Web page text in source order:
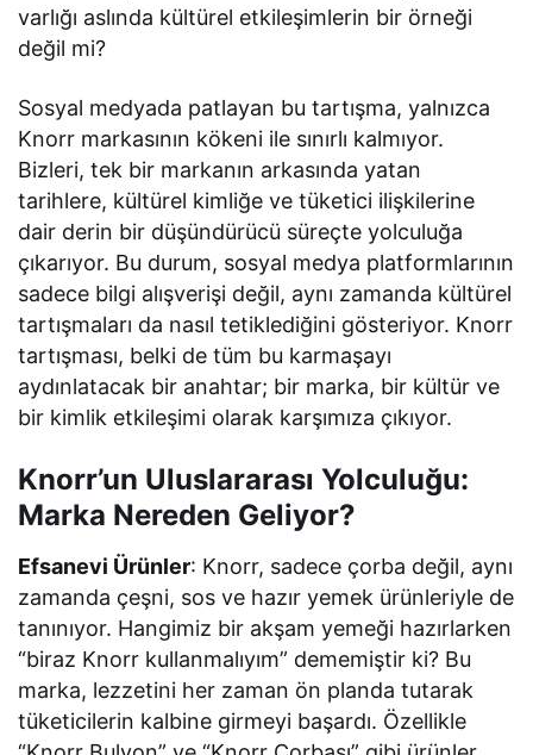
varlığı aslında kültürel etkileşimlerin bir örneği
değil mi?
Sosyal medyada patlayan bu tartışma, yalnızca
Knorr markasının kökeni ile sınırlı kalmıyor.
Bizleri, tek bir markanın arkasında yatan
tarihlere, kültürel kimliğe ve tüketici ilişkilerine
dair derin bir düşündürücü süreçte yolculuğa
çıkarıyor. Bu durum, sosyal medya platformlarının
sadece bilgi alışverişi değil, aynı zamanda kültürel
tartışmaları da nasıl tetiklediğini gösteriyor. Knorr
tartışması, belki de tüm bu karmaşayı
aydınlatacak bir anahtar; bir marka, bir kültür ve
bir kimlik etkileşimi olarak karşımıza çıkıyor.
Knorr’un Uluslararası Yolculuğu:
Marka Nereden Geliyor?
Efsanevi Ürünler: Knorr, sadece çorba değil, aynı
zamanda çeşni, sos ve hazır yemek ürünleriyle de
tanınıyor. Hangimiz bir akşam yemeği hazırlarken
“biraz Knorr kullanmalıyım” dememiştir ki? Bu
marka, lezzetini her zaman ön planda tutarak
tüketicilerin kalbine girmeyi başardı. Özellikle